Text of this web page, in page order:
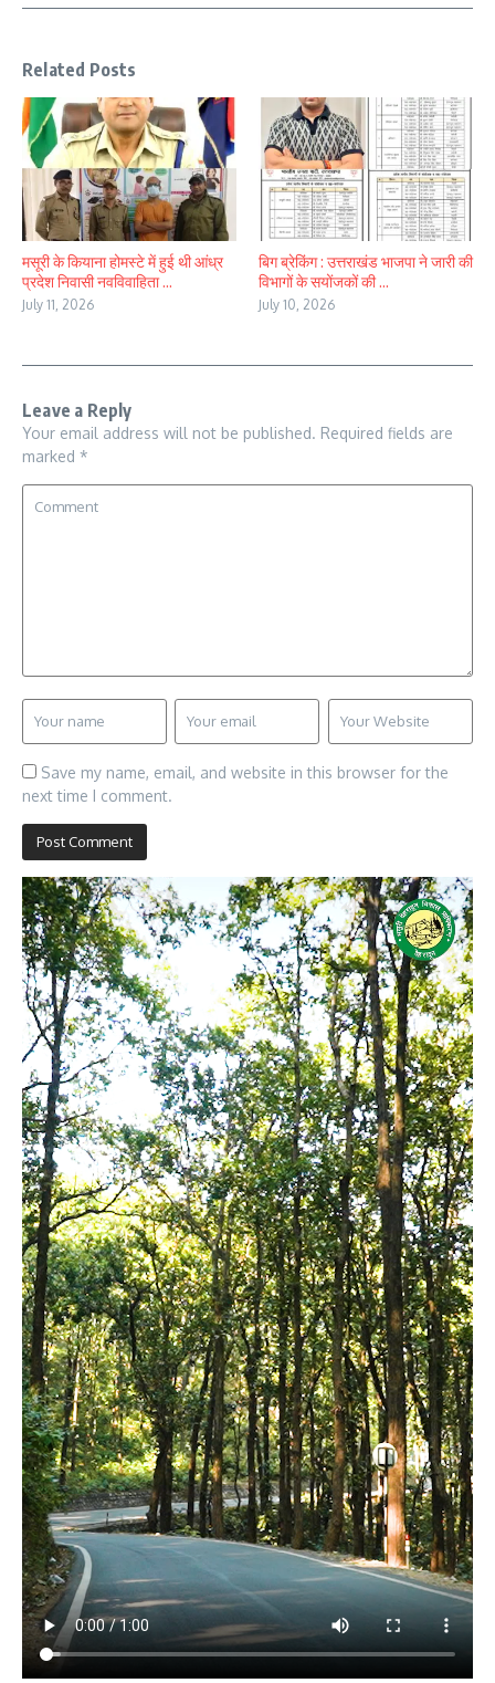
Related Posts
मसूरी के कियाना होमस्टे में हुई थी आंध्र
प्रदेश निवासी नवविवाहिता ...
July 11, 2026
बिग ब्रेकिंग : उत्तराखंड भाजपा ने जारी की
विभागों के सयोंजकों की ...
July 10, 2026
Leave a Reply
Your email address will not be published. Required fields are
marked *
Save my name, email, and website in this browser for the
next time I comment.